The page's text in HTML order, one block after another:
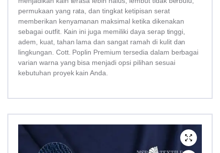
permukaan yang rata, dan tingkat ketipisan serat
memberikan kenyamanan maksimal ketika dikenakan
sebagai outfit. Kain ini juga memiliki daya serap tinggi,
adem, kuat, tahan lama dan sangat ramah di kulit dan
lingkungan. Cott. Poplin Premium tersedia dalam berbagai
varian warna yang bisa menjadi opsi pilihan sesuai
kebutuhan proyek kain Anda.